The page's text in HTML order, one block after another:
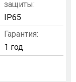
защиты:
IP65
Гарантия:
1 год